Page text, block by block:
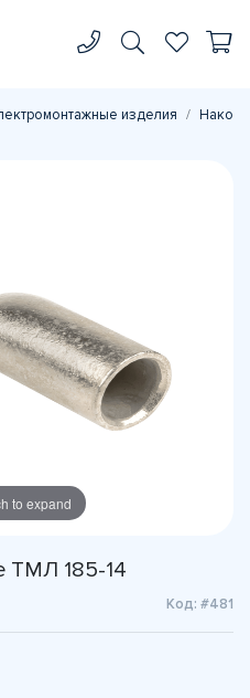
изделия
to expand
ТМЛ 185-14
Код: #481